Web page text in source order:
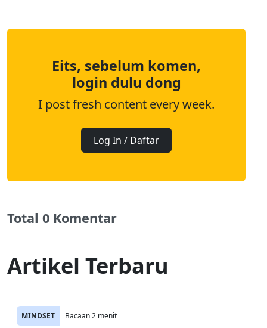
Eits, sebelum komen,
login dulu dong
I post fresh content every week.
Log In / Daftar
Total 0 Komentar
Artikel Terbaru
MINDSET Bacaan 2 menit